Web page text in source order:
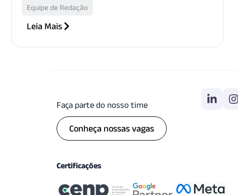
Equipe de Redação
Leia Mais
Faça parte do nosso time
Conheça nossas vagas
Certificações